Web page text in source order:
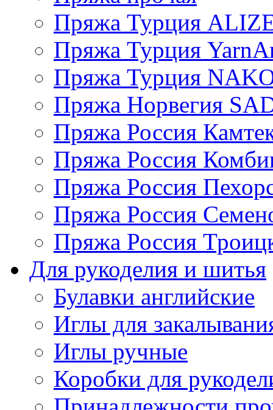
Пряжа Турция
Пряжа Турция
Пряжа Турция
Пряжа Норвегия
Пряжа Россия
Пряжа Россия
Пряжа Россия
Пряжа Россия
Пряжа Россия
Для рукоделия и шитья
Булавки английские
Иглы для
Иглы ручные
Коробки для